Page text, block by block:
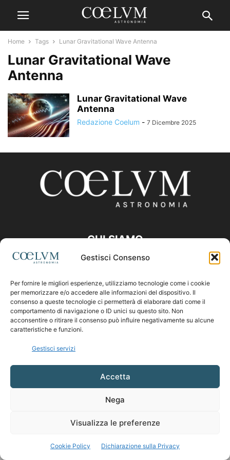
Gestisci Consenso
Per fornire le migliori esperienze, utilizziamo tecnologie come i cookie
per memorizzare e/o accedere alle informazioni del dispositivo. Il
consenso a queste tecnologie ci permetterà di elaborare dati come il
comportamento di navigazione o ID unici su questo sito. Non
acconsentire o ritirare il consenso può influire negativamente su alcune
caratteristiche e funzioni.
Gestisci servizi
Accetta
Nega
Visualizza le preferenze
Cookie Policy Dichiarazione sulla Privacy
Home Tags Lunar Gravitational Wave Antenna
Lunar Gravitational Wave
Antenna
Lunar Gravitational Wave
Antenna
Redazione Coelum - 7 Dicembre 2025
CHI SIAMO
SEGUICI